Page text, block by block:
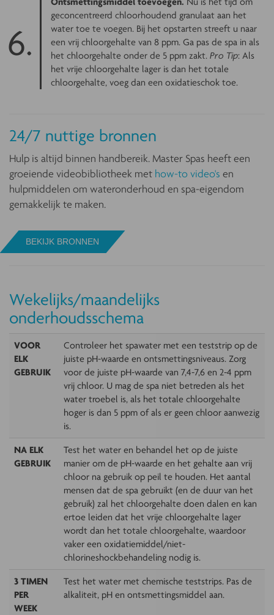
geconcentreerd chloorhoudend granulaat aan het
water toe te voegen. Bij het opstarten streeft u naar
een vrij chloorgehalte van 8 ppm. Ga pas de spa in als
het chloorgehalte onder de 5 ppm zakt. Pro Tip: Als
het vrije chloorgehalte lager is dan het totale
chloorgehalte, voeg dan een oxidatieschok toe.
24/7 nuttige bronnen
Hulp is altijd binnen handbereik. Master Spas heeft een
groeiende videobibliotheek met how-to video's en
hulpmiddelen om wateronderhoud en spa-eigendom
gemakkelijk te maken.
BEKIJK BRONNEN
Wekelijks/maandelijks
onderhoudsschema
VOOR
ELK
GEBRUIK
Controleer het spawater met een teststrip op de
juiste pH-waarde en ontsmettingsniveaus. Zorg
voor de juiste pH-waarde van 7,4-7,6 en 2-4 ppm
vrij chloor. U mag de spa niet betreden als het
water troebel is, als het totale chloorgehalte
hoger is dan 5 ppm of als er geen chloor aanwezig
is.
NA ELK
GEBRUIK
Test het water en behandel het op de juiste
manier om de pH-waarde en het gehalte aan vrij
chloor na gebruik op peil te houden. Het aantal
mensen dat de spa gebruikt (en de duur van het
gebruik) zal het chloorgehalte doen dalen en kan
ertoe leiden dat het vrije chloorgehalte lager
wordt dan het totale chloorgehalte, waardoor
vaker een oxidatiemiddel/niet-
chlorineshockbehandeling nodig is.
3 TIMEN
PER
WEEK
Test het water met chemische teststrips. Pas de
alkaliteit, pH en ontsmettingsmiddel aan.